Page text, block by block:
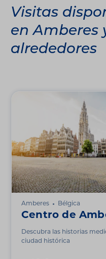
Visitas
en Amberes
alrededores
Amberes Bélgica
Centro de
Descubra las historias
ciudad histórica